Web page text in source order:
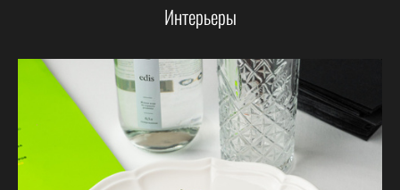
Интерьеры